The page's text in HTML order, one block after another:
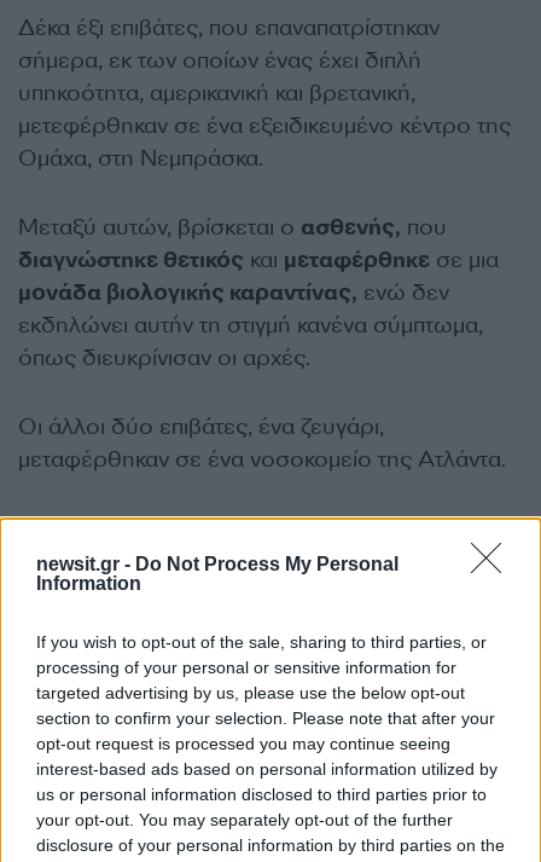
newsit.gr - Do Not Process My Personal
Information
If you wish to opt-out of the sale, sharing to third parties, or
processing of your personal or sensitive information for
targeted advertising by us, please use the below opt-out
section to confirm your selection. Please note that after your
opt-out request is processed you may continue seeing
interest-based ads based on personal information utilized by
us or personal information disclosed to third parties prior to
your opt-out. You may separately opt-out of the further
disclosure of your personal information by third parties on the
Δέκα έξι επιβάτες, που επαναπατρίστηκαν
σήμερα, εκ των οποίων ένας έχει διπλή
υπηκοότητα, αμερικανική και βρετανική,
μετεφέρθηκαν σε ένα εξειδικευμένο κέντρο της
Ομάχα, στη Νεμπράσκα.
Μεταξύ αυτών, βρίσκεται ο ασθενής, που
διαγνώστηκε θετικός και μεταφέρθηκε σε μια
μονάδα βιολογικής καραντίνας, ενώ δεν
εκδηλώνει αυτήν τη στιγμή κανένα σύμπτωμα,
όπως διευκρίνισαν οι αρχές.
Οι άλλοι δύο επιβάτες, ένα ζευγάρι,
μεταφέρθηκαν σε ένα νοσοκομείο της Ατλάντα.
Βρίσκονται επίσης σε μιαμονάδα βιολογικής
καραντίνας,αφού ένας εξ αυτών εκδήλωσε
συμπτώματα.
Όλοι οι επιβάτες θα παραμείνουν υπό
παρακολούθηση για τουλάχιστον κάποιες
ημέρες, για όσο διεξάγονται εξετάσεις,
σύμφωνα με τις αρχές.
«Εργαζόμαστε προκειμένου ναδιασφαλίσουμε